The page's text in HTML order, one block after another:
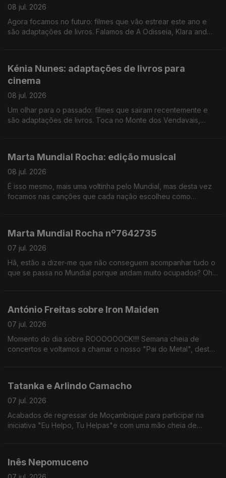
08 jul. 2026
Agora focamos no futuro: filmes que vão estrear este ano e
são adaptações de livros. Falamos de A Odisseia, Klara and
Kénia Nunes: adaptações de livros para
cinema
08 jul. 2026
Um olhar para o passado: filmes que sairam recentemente e
são adaptações de livros. Toca no Monte dos Vendavais,
Marta Mundial Rocha: edição musical
08 jul. 2026
É isso mesmo, mais uma voltinha pelo Mundial, mas desta vez
focamos nas canções que cada nação escolheu como
Marta Mundial Rocha nº7642735
07 jul. 2026
Hã, estão a dizer-me que não conseguem acompanhar tudo o
que se passa no Mundial porque andam muito ocupados? Oh
António Freitas sobre Iron Maiden
07 jul. 2026
Momento do dia sobre ROOOOOOCK!!!! Semana cheia de
concertos e voltamos a chamar o nosso "Pai do Metal", desta
Tatanka e Arlindo Camacho
07 jul. 2026
Acabados de regressar de Moçambique para participar na
iniciativa "Eu Helpo, Tu Helpas"e com uma mão cheia de
Inês Nepomuceno